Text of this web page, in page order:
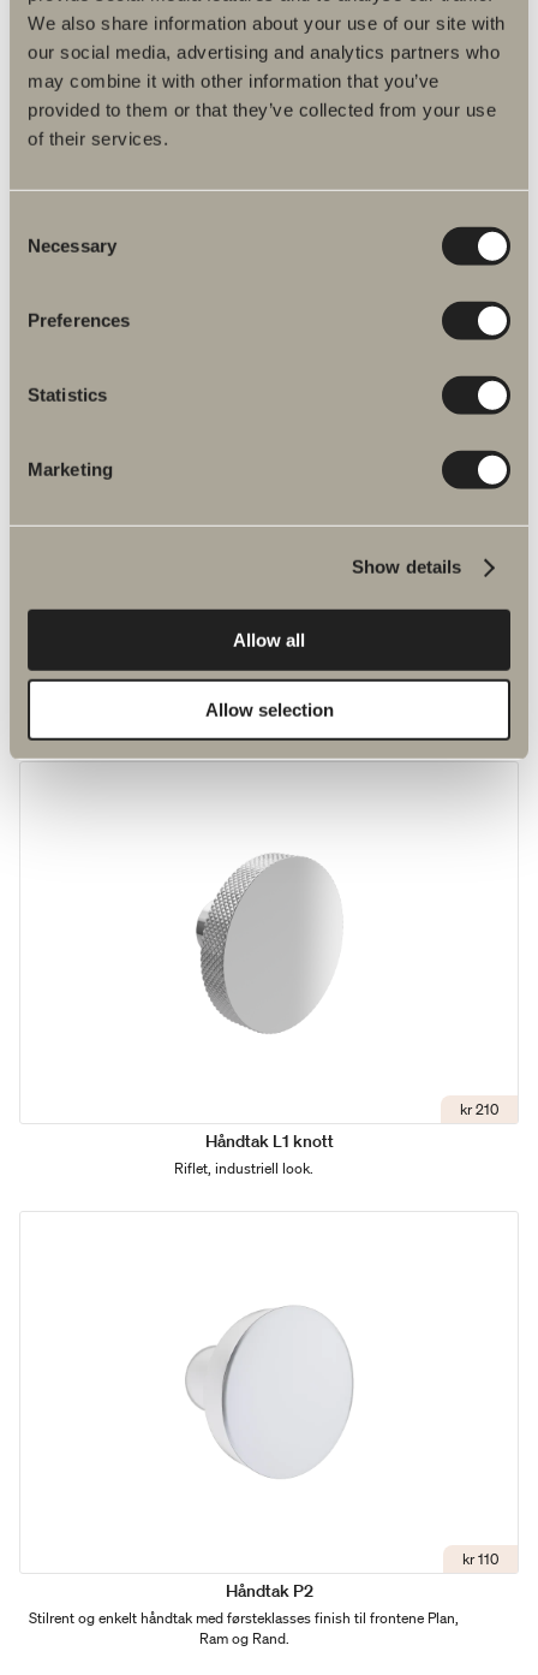
We also share information about your use of our site with
our social media, advertising and analytics partners who
may combine it with other information that you’ve
provided to them or that they’ve collected from your use
of their services.
Selection
Necessary
Preferences
Statistics
Marketing
Show details
Allow all
Allow selection
kr 170
Stringent, langsmalt og tynt med et kantete uttrykk, og samtidig med
En nytolkning av klassikeren S2.
kr 210
Håndtak L1 knott
Riflet, industriell look.
kr 110
Håndtak P2
Stilrent og enkelt håndtak med førsteklasses finish til frontene Plan,
Ram og Rand.